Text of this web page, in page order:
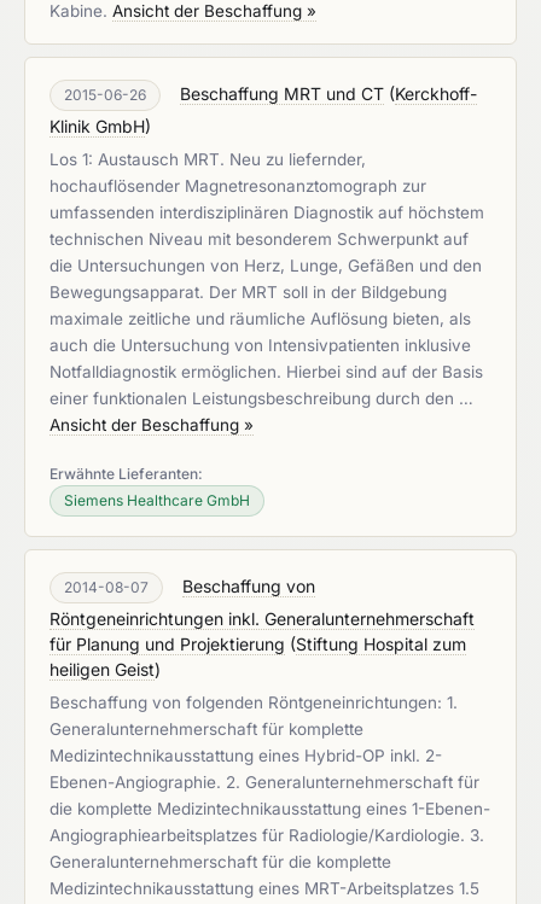
Kabine. Ansicht der Beschaffung »
2015-06-26 Beschaffung MRT und CT (Kerckhoff-
Klinik GmbH)
Los 1: Austausch MRT. Neu zu liefernder,
hochauflösender Magnetresonanztomograph zur
umfassenden interdisziplinären Diagnostik auf höchstem
technischen Niveau mit besonderem Schwerpunkt auf
die Untersuchungen von Herz, Lunge, Gefäßen und den
Bewegungsapparat. Der MRT soll in der Bildgebung
maximale zeitliche und räumliche Auflösung bieten, als
auch die Untersuchung von Intensivpatienten inklusive
Notfalldiagnostik ermöglichen. Hierbei sind auf der Basis
einer funktionalen Leistungsbeschreibung durch den …
Ansicht der Beschaffung »
Erwähnte Lieferanten:
Siemens Healthcare GmbH
2014-08-07
Beschaffung von
Röntgeneinrichtungen inkl. Generalunternehmerschaft
für Planung und Projektierung (Stiftung Hospital zum
heiligen Geist)
Beschaffung von folgenden Röntgeneinrichtungen: 1.
Generalunternehmerschaft für komplette
Medizintechnikausstattung eines Hybrid-OP inkl. 2-
Ebenen-Angiographie. 2. Generalunternehmerschaft für
die komplette Medizintechnikausstattung eines 1-Ebenen-
Angiographiearbeitsplatzes für Radiologie/Kardiologie. 3.
Generalunternehmerschaft für die komplette
Medizintechnikausstattung eines MRT-Arbeitsplatzes 1.5